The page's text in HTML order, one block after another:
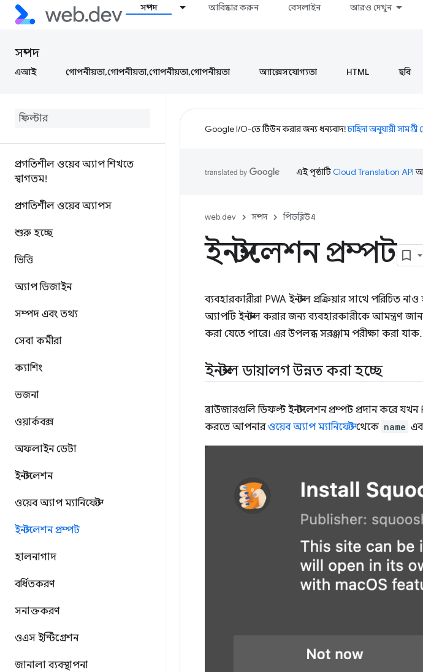
সম্পদ আবিষ্কার করুন বেসলাইন আরও দেখুন
সম্পদ
এআই গোপনীয়তা,গোপনীয়তা,গোপনীয়তা,গোপনীয়তা অ্যাক্সেসযোগ্যতা HTML ছবি
প্রগতিশীল ওয়েব অ্যাপ শিখতে
স্বাগতম!
প্রগতিশীল ওয়েব অ্যাপস
শুরু হচ্ছে
ভিত্তি
অ্যাপ ডিজাইন
সম্পদ এবং তথ্য
সেবা কর্মীরা
ক্যাশিং
ভজনা
ওয়ার্কবক্স
অফলাইন ডেটা
ইনস্টলেশন
ওয়েব অ্যাপ ম্যানিফেস্ট
ইনস্টলেশন প্রম্পট
হালনাগাদ
বর্ধিতকরণ
সনাক্তকরণ
ওএস ইন্টিগ্রেশন
জানালা ব্যবস্থাপনা
Google I/O-তে টিউন করার জন্য ধন্যবাদ!চাহিদা অনুযায়ী সামগ্রী
এই পৃষ্ঠাটিCloud Translation API
web.dev সম্পদ পিডব্লিউএ
ইনস্টলেশন প্রম্পট
ব্যবহারকারীরা PWA ইনস্টল প্রক্রিয়ার সাথে পরিচিত
অ্যাপটি ইনস্টল করার জন্য ব্যবহারকারীকে আমন্ত্রণ
করা যেতে পারে। এর উপলব্ধ সরঞ্জাম পরীক্ষা করা যাক.
ইনস্টল ডায়ালগ উন্নত করা হচ্ছে
ব্রাউজারগুলি ডিফল্ট ইনস্টলেশন প্রম্পট প্রদান করে যখন
করতে আপনারওয়েব অ্যাপ ম্যানিফেস্টথেকে name